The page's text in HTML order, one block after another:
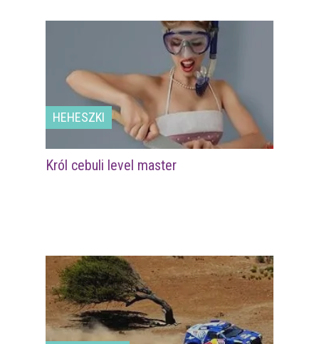
HEHESZKI
Król cebuli level master